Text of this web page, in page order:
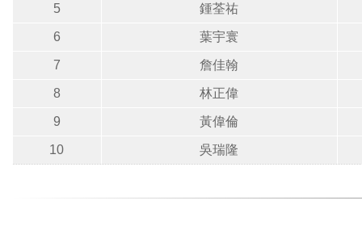
5 鍾荃祐
6 葉宇寰
7 詹佳翰
8 林正偉
9 黃偉倫
10 吳瑞隆